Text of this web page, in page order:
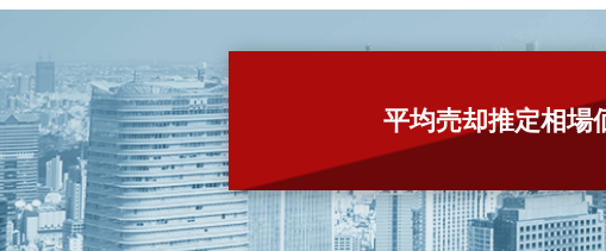
平均売却推定相場